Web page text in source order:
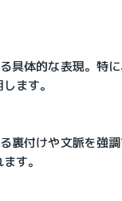
具体的な表現。特
ます。
裏付けや文脈を強
す。